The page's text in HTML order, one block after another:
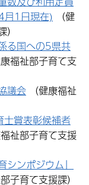
月1日現在)
る国への5県共
議会
賞表彰候補者
シンポジウム」
子育て支援課）